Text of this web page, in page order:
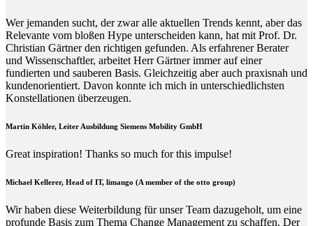
Wer jemanden sucht, der zwar alle aktuellen Trends kennt, aber das
Relevante vom bloßen Hype unterscheiden kann, hat mit Prof. Dr.
Christian Gärtner den richtigen gefunden. Als erfahrener Berater
und Wissenschaftler, arbeitet Herr Gärtner immer auf einer
fundierten und sauberen Basis. Gleichzeitig aber auch praxisnah und
kundenorientiert. Davon konnte ich mich in unterschiedlichsten
Konstellationen überzeugen.
Martin Köhler, Leiter Ausbildung Siemens Mobility GmbH
Great inspiration! Thanks so much for this impulse!
Michael Kellerer, Head of IT, limango (A member of the otto group)
Wir haben diese Weiterbildung für unser Team dazugeholt, um eine
profunde Basis zum Thema Change Management zu schaffen. Der